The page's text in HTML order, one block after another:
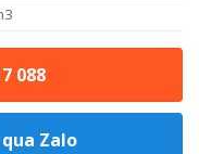
088
Zalo